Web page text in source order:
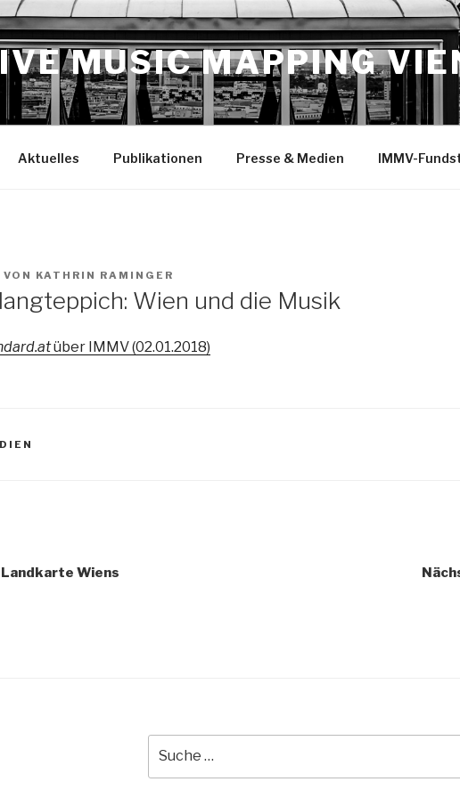
MUSIC MAPPING
Aktuelles Publikationen Presse & Medien IMMV-
VON KATHRIN RAMINGER
Wien und die Musik
über IMMV (02.01.2018)
Wiens
nach: